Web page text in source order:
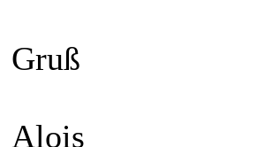
Gruß
Alois